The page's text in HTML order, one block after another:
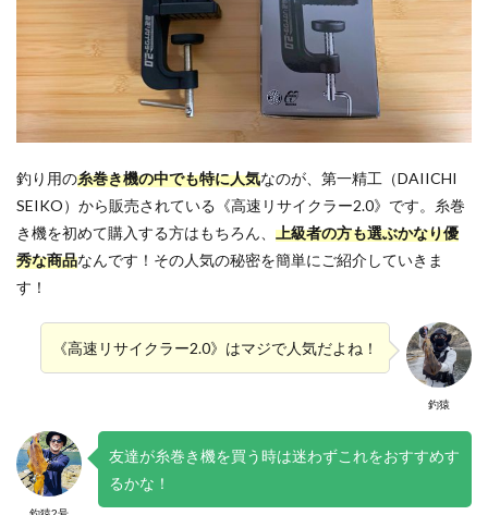
釣り用の糸巻き機の中でも特に人気なのが、第一精工（DAIICHI
SEIKO）から販売されている《高速リサイクラー2.0》です。糸巻
き機を初めて購入する方はもちろん、 上級者の方も選ぶかなり優
秀な商品なんです！その人気の秘密を簡単にご紹介していきま
す！
釣猿
《高速リサイクラー2.0》はマジで人気だよね！
友達が糸巻き機を買う時は迷わずこれをおすすめす
るかな！